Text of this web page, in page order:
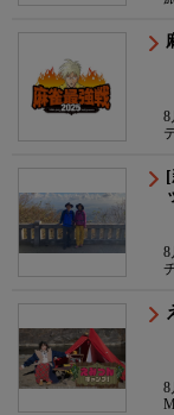
8
8
8